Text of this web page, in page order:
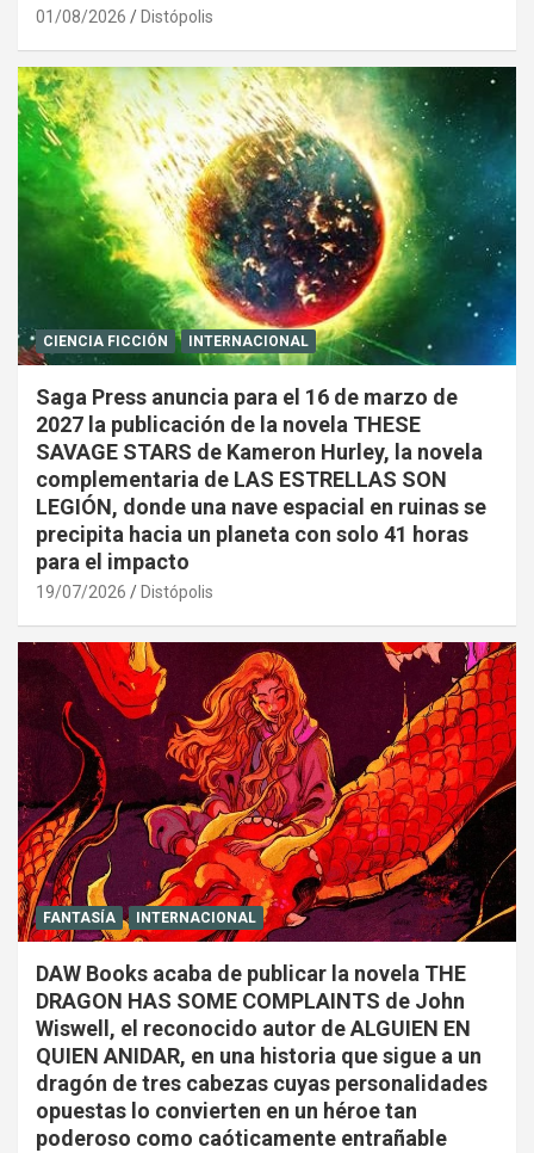
01/08/2026 Distópolis
CIENCIA FICCIÓN INTERNACIONAL
Saga Press anuncia para el 16 de marzo de
2027 la publicación de la novela THESE
SAVAGE STARS de Kameron Hurley, la novela
complementaria de LAS ESTRELLAS SON
LEGIÓN, donde una nave espacial en ruinas se
precipita hacia un planeta con solo 41 horas
para el impacto
19/07/2026 Distópolis
FANTASÍA INTERNACIONAL
DAW Books acaba de publicar la novela THE
DRAGON HAS SOME COMPLAINTS de John
Wiswell, el reconocido autor de ALGUIEN EN
QUIEN ANIDAR, en una historia que sigue a un
dragón de tres cabezas cuyas personalidades
opuestas lo convierten en un héroe tan
poderoso como caóticamente entrañable